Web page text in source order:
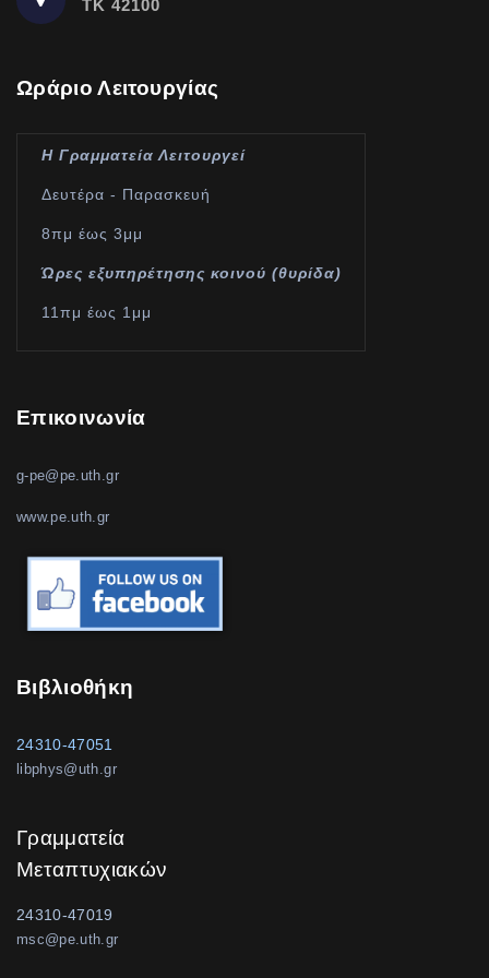
ΤΚ 42100
Ωράριο Λειτουργίας
Η Γραμματεία Λειτουργεί
Δευτέρα - Παρασκευή
8πμ έως 3μμ
Ώρες εξυπηρέτησης κοινού (θυρίδα)
11πμ έως 1μμ
Επικοινωνία
g-pe@pe.uth.gr
www.pe.uth.gr
Βιβλιοθήκη
24310-47051
libphys@uth.gr
Γραμματεία
Μεταπτυχιακών
24310-47019
msc@pe.uth.gr